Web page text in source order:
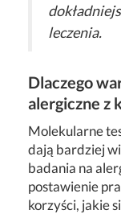
leczenia.
Dlaczego
alergiczne z
Molekularne
dają bardziej
badania na
postawienie
korzyści, jakie